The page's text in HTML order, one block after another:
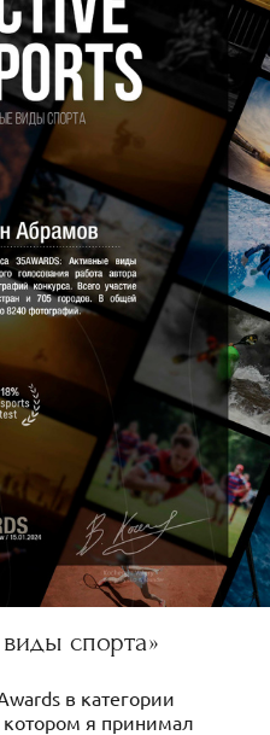
спорта»
в категории
я принимал